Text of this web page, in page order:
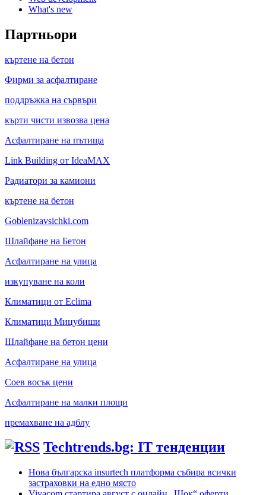
What's new
Партньори
къртене на бетон
Фирми за асфалтиране
поддръжка на сървъри
кърти чисти извозва цена
Асфалтиране на пътища
Link Building от IdeaMAX
Радиатори за камиони
къртене на бетон
Goblenizavsichki.com
Шлайфане на Бетон
Асфалтиране на улица
изкупуване на коли
Климатици от Eclima
Климатици Мицубиши
Шлайфане на бетон цени
Асфалтиране на улица
Соев восък цени
Асфалтиране на малки площи
премахване на адблу
Techtrends.bg: IT тенденции
Нова българска insurtech платформа събира всички
застраховки на едно място